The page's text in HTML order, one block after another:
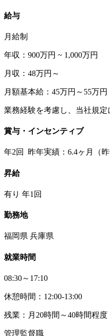
給与
月給制
年収：900万円 ~ 1,000万円
月収：48万円～
月額基本給：45万円～55万円
業務経験を考慮し、当社規定
賞与・インセンティブ
年2回 昨年実績：6.4ヶ月（昨
昇給
有り 年1回
勤務地
福岡県 兵庫県
就業時間
08:30～17:10
休憩時間：12:00-13:00
残業：月20時間～40時間程度
管理監督職